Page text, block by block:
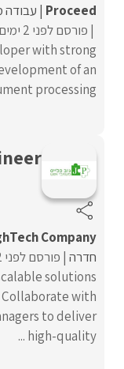
Proceed‏ עבודה
פורסם לפני 2 ימים
with strong
of an
processing ...
Company
חדרה פורסם לפני 2 ימים
solutions
with
to deliver
high-quality ...